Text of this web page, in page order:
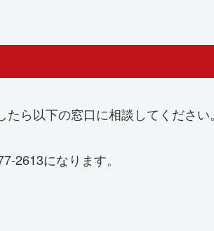
ら以下の窓口に相談してください。
2613になります。